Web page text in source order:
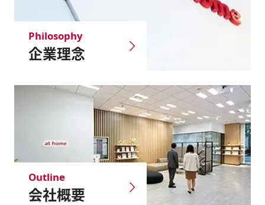
企業理念
Philosophy
会社概要
Outline